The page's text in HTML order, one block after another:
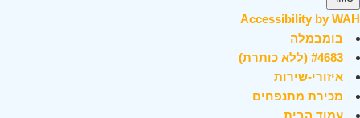
Accessibility by WAH
בומבמלה
#4683 (ללא כותרת)
איזורי-שירות
מכירת מתנפחים
עמוד הבית